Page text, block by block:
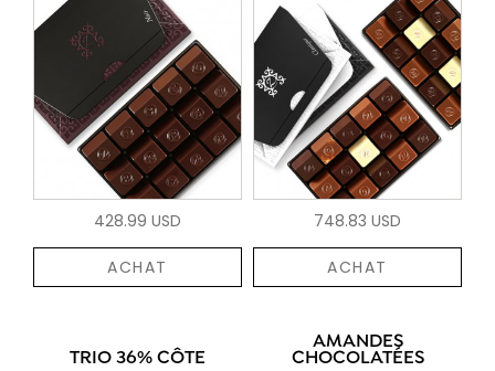
428.99 USD
ACHAT
748.83 USD
ACHAT
TRIO 36% CÔTE
AMANDES
CHOCOLATÉES